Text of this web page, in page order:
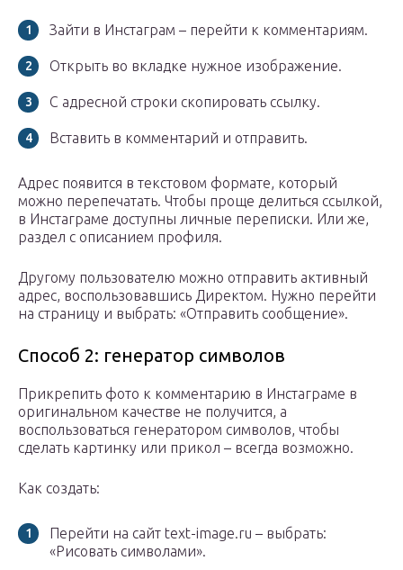
Зайти в Инстаграм – перейти к комментариям.
Открыть во вкладке нужное изображение.
С адресной строки скопировать ссылку.
Вставить в комментарий и отправить.
Адрес появится в текстовом формате, который
можно перепечатать. Чтобы проще делиться ссылкой,
в Инстаграме доступны личные переписки. Или же,
раздел с описанием профиля.
Другому пользователю можно отправить активный
адрес, воспользовавшись Директом. Нужно перейти
на страницу и выбрать: «Отправить сообщение».
Способ 2: генератор символов
Прикрепить фото к комментарию в Инстаграме в
оригинальном качестве не получится, а
воспользоваться генератором символов, чтобы
сделать картинку или прикол – всегда возможно.
Как создать:
Перейти на сайт text-image.ru – выбрать:
«Рисовать символами».